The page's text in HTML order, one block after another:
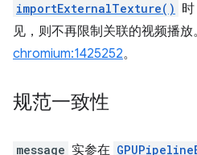
importExternalTexture()
见，则不再限制关联的视频播放
chromium:1425252。
规范一致性
message 实参在